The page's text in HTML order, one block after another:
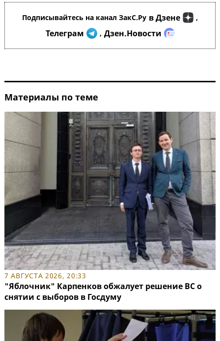
Подписывайтесь на канал ЗакС.Ру в Дзене ,
Телеграм , Дзен.Новости
Материалы по теме
7 АВГУСТА 2026, 20:33
"Яблочник" Карпенков обжалует решение ВС о
снятии с выборов в Госдуму